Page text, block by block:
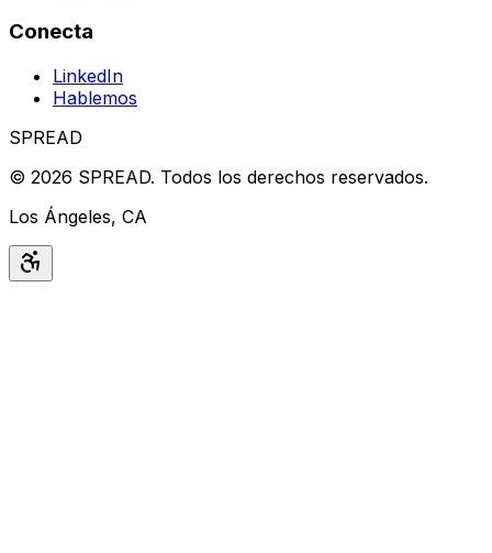
Conecta
LinkedIn
Hablemos
SPREAD
© 2026 SPREAD. Todos los derechos reservados.
Los Ángeles, CA